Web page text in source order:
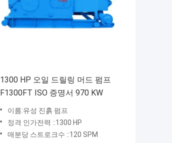
1300 HP 오일 드릴링 머드 펌프
F1300FT ISO 증명서 970 KW
이름:유성 진흙 펌프
정격 인가전력 ::1300 HP
매분당 스트로크수 ::120 SPM